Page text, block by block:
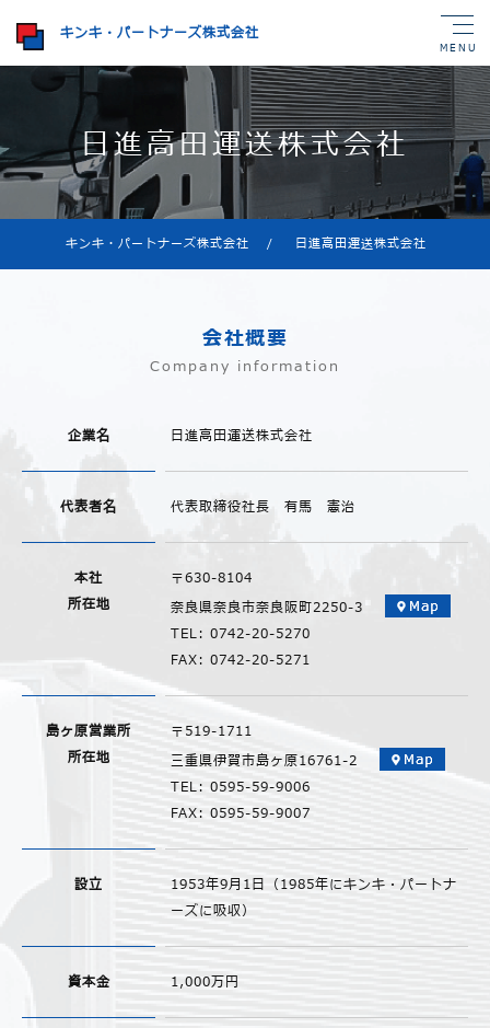
MENU
キンキ・パートナーズ株式会社
日進高田運送株式会社
キンキ・パートナーズ株式会社 / 日進高田運送株式会社
会社概要
Company information
企業名 日進高田運送株式会社
代表者名 代表取締役社長 有馬 憲治
本社
所在地
〒630-8104
奈良県奈良市奈良阪町2250-3
TEL: 0742-20-5270
FAX: 0742-20-5271
島ヶ原営業所
所在地
〒519-1711
三重県伊賀市島ヶ原16761-2
TEL: 0595-59-9006
FAX: 0595-59-9007
設立
1953年9月1日（1985年にキンキ・パートナ
ーズに吸収）
資本金 1,000万円